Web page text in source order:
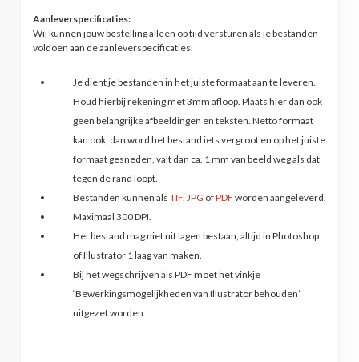
Aanleverspecificaties:
Wij kunnen jouw bestelling alleen op tijd versturen als je bestanden
voldoen aan de aanleverspecificaties.
Je dient je bestanden in het juiste formaat aan te leveren.
Houd hierbij rekening met 3mm afloop. Plaats hier dan ook
geen belangrijke afbeeldingen en teksten. Netto formaat
kan ook, dan word het bestand iets vergroot en op het juiste
formaat gesneden, valt dan ca. 1 mm van beeld weg als dat
tegen de rand loopt.
Bestanden kunnen als TIF, JPG ofPDF worden aangeleverd.
Maximaal 300 DPI.
Het bestand mag niet uit lagen bestaan, altijd in Photoshop
of Illustrator 1 laag van maken.
Bij het wegschrijven als PDF moet het vinkje
‘Bewerkingsmogelijkheden van Illustrator behouden’
uitgezet worden.